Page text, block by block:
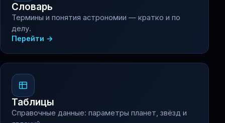
Словарь
Термины и понятия астрономии — кратко и по
делу.
Перейти →
Таблицы
Справочные данные: параметры планет, звёзд и